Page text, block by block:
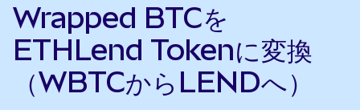
Wrapped BTCを
ETHLend Tokenに変換
（WBTCからLENDへ）